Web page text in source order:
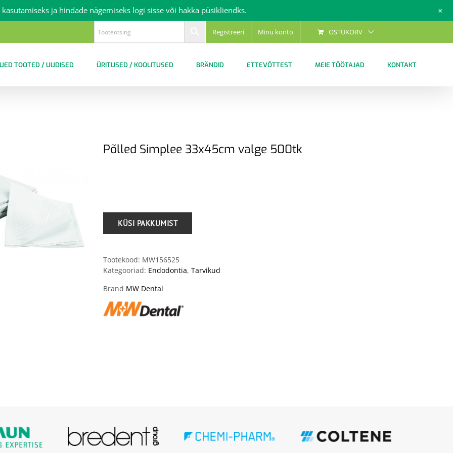
Registreeri Minu konto OSTUKORV
TOOTED / UUDISED ÜRITUSED / KOOLITUSED BRÄNDID ETTEVÕTTEST MEIE TÖÖTAJAD KONTAKT
Põlled Simplee 33x45cm valge 500tk
Tootekood: MW156525
Kategooriad: Endodontia, Tarvikud
Brand MW Dental
kasutamiseks ja hindade nägemiseks logi sisse või hakka püsikliendks. +